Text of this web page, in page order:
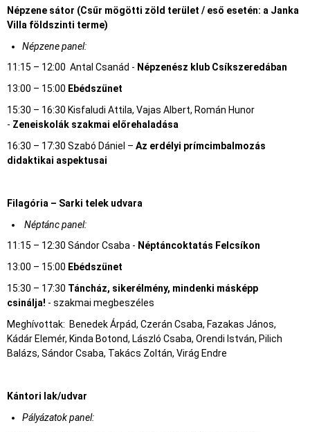
Népzene sátor (Csűr mögötti zöld terület / eső esetén: a Janka
Villa földszinti terme)
Népzene panel:
11:15 – 12:00 Antal Csanád - Népzenész klub Csíkszeredában
13:00 – 15:00 Ebédszünet
15:30 – 16:30 Kisfaludi Attila, Vajas Albert, Román Hunor
- Zeneiskolák szakmai előrehaladása
16:30 – 17:30 Szabó Dániel – Az erdélyi prímcimbalmozás
didaktikai aspektusai
Filagória – Sarki telek udvara
Néptánc panel:
11:15 – 12:30 Sándor Csaba - Néptáncoktatás Felcsíkon
13:00 – 15:00 Ebédszünet
15:30 – 17:30 Táncház, sikerélmény, mindenki másképp
csinálja! - szakmai megbeszéles
Meghívottak: Benedek Árpád, Czerán Csaba, Fazakas János,
Kádár Elemér, Kinda Botond, László Csaba, Orendi István, Pilich
Balázs, Sándor Csaba, Takács Zoltán, Virág Endre
Kántori lak/udvar
Pályázatok panel: